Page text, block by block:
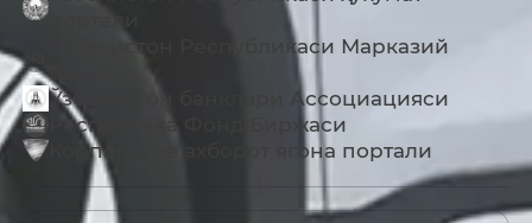
портали
Ўзбекистон Республикаси Марказий
банки
Ўзбекистон банклари Ассоциацияси
Республика Фонд Биржаси
Корпоратив ахборот ягона портали